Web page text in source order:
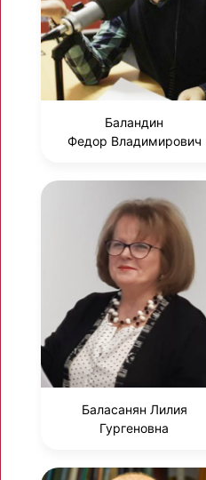
Баландин
Федор Владимирович
Баласанян Лилия
Гургеновна